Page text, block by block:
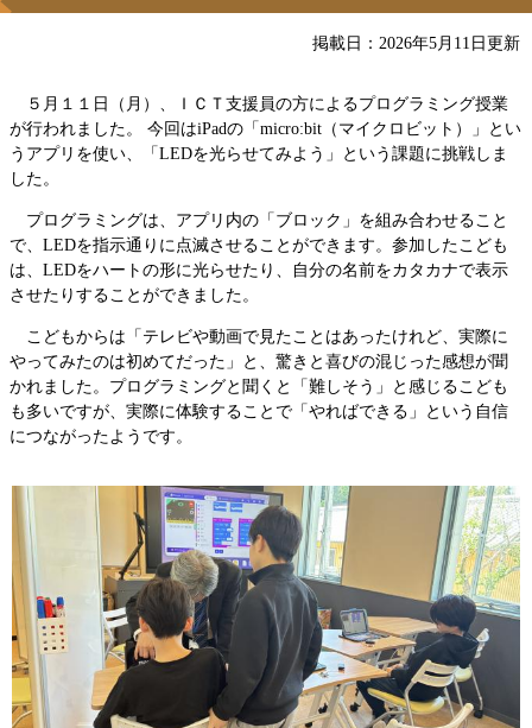
掲載日：2026年5月11日更新
５月１１日（月）、ＩＣＴ支援員の方によるプログラミング授業
が行われました。 今回はiPadの「micro:bit（マイクロビット）」とい
うアプリを使い、「LEDを光らせてみよう」という課題に挑戦しま
した。
プログラミングは、アプリ内の「ブロック」を組み合わせること
で、LEDを指示通りに点滅させることができます。参加したこども
は、LEDをハートの形に光らせたり、自分の名前をカタカナで表示
させたりすることができました。
こどもからは「テレビや動画で見たことはあったけれど、実際に
やってみたのは初めてだった」と、驚きと喜びの混じった感想が聞
かれました。プログラミングと聞くと「難しそう」と感じるこども
も多いですが、実際に体験することで「やればできる」という自信
につながったようです。